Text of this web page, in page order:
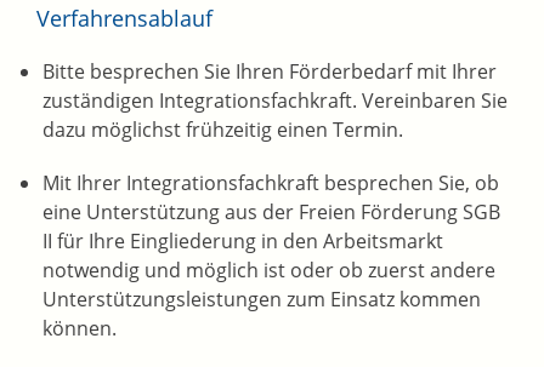
Verfahrensablauf
Bitte besprechen Sie Ihren Förderbedarf mit Ihrer
zuständigen Integrationsfachkraft. Vereinbaren Sie
dazu möglichst frühzeitig einen Termin.
Mit Ihrer Integrationsfachkraft besprechen Sie, ob
eine Unterstützung aus der Freien Förderung SGB
II für Ihre Eingliederung in den Arbeitsmarkt
notwendig und möglich ist oder ob zuerst andere
Unterstützungsleistungen zum Einsatz kommen
können.